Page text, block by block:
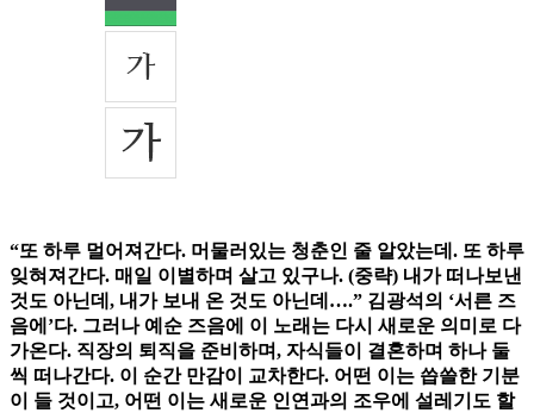
“또 하루 멀어져간다. 머물러있는 청춘인 줄 알았는데. 또 하루
잊혀져간다. 매일 이별하며 살고 있구나. (중략) 내가 떠나보낸
것도 아닌데, 내가 보내 온 것도 아닌데….” 김광석의 ‘서른 즈
음에’다. 그러나 예순 즈음에 이 노래는 다시 새로운 의미로 다
가온다. 직장의 퇴직을 준비하며, 자식들이 결혼하며 하나 둘
씩 떠나간다. 이 순간 만감이 교차한다. 어떤 이는 씁쓸한 기분
이 들 것이고, 어떤 이는 새로운 인연과의 조우에 설레기도 할